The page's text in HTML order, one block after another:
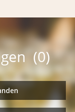
(0)